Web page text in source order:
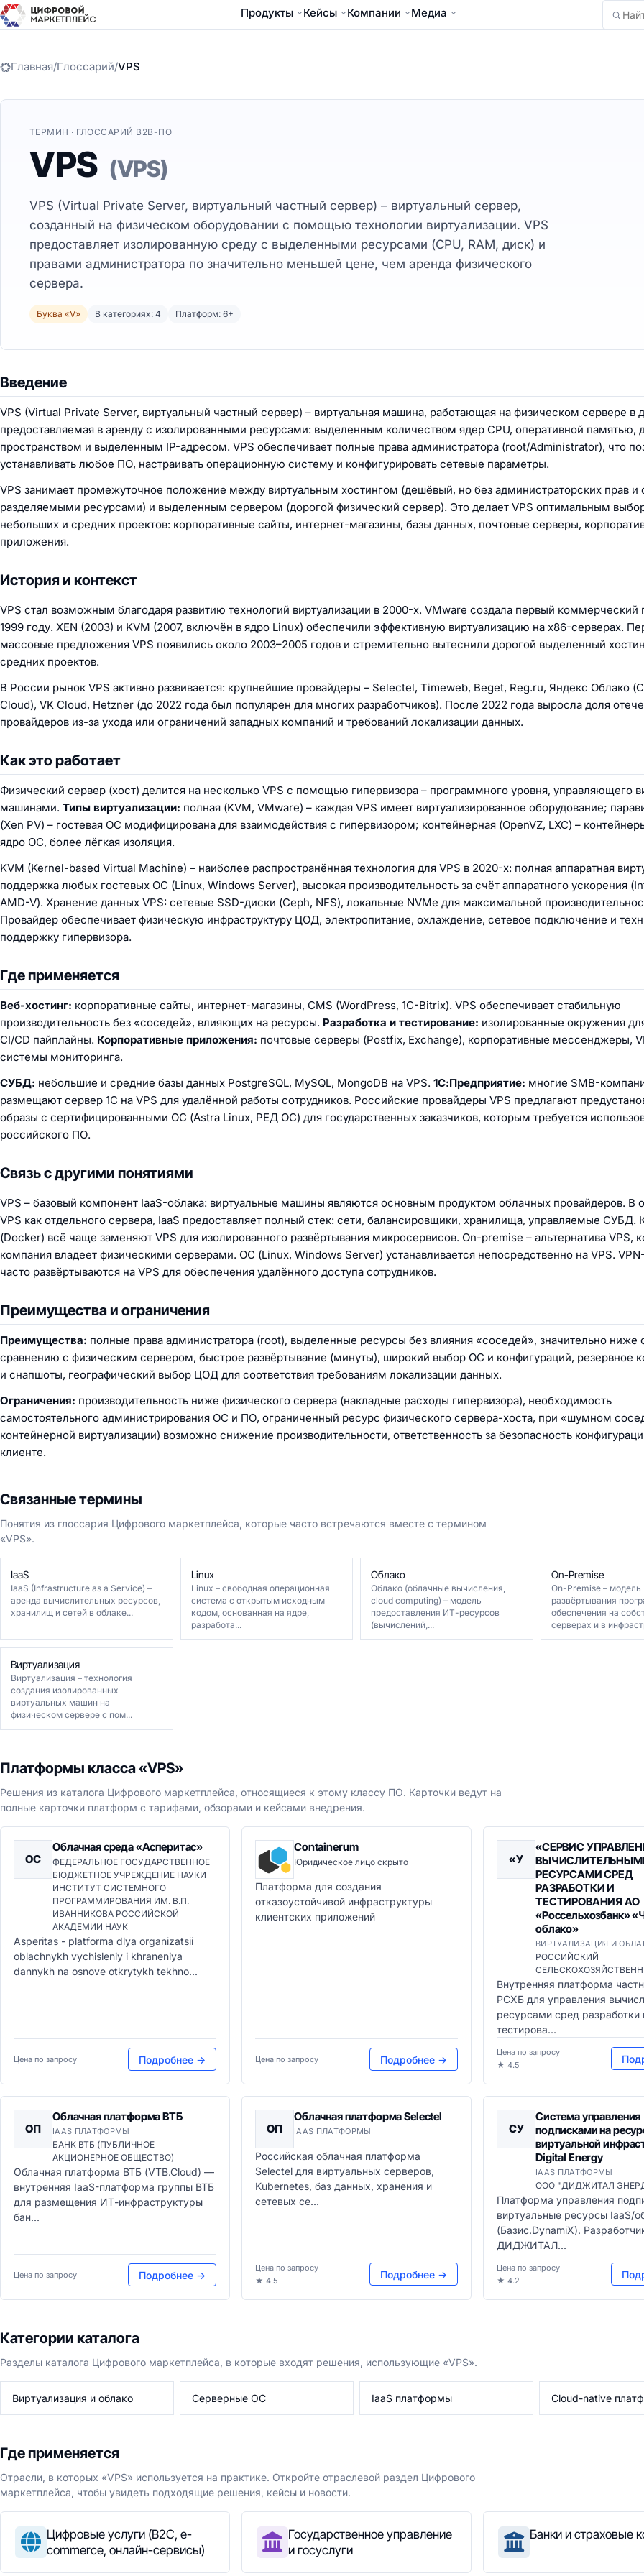
Продукты Кейсы Компании Медиа
Найти
Главная/Глоссарий/VPS
ТЕРМИН · ГЛОССАРИЙ B2B-ПО
VPS (VPS)
VPS (Virtual Private Server, виртуальный частный сервер) – виртуальный сервер,
созданный на физическом оборудовании с помощью технологии виртуализации. VPS
предоставляет изолированную среду с выделенными ресурсами (CPU, RAM, диск) и
правами администратора по значительно меньшей цене, чем аренда физического
сервера.
Буква «V» В категориях: 4 Платформ: 6+
Введение
VPS (Virtual Private Server, виртуальный частный сервер) – виртуальная машина, работающая на физическом сервере в
предоставляемая в аренду с изолированными ресурсами: выделенным количеством ядер CPU, оперативной памятью,
пространством и выделенным IP-адресом. VPS обеспечивает полные права администратора (root/Administrator), что
устанавливать любое ПО, настраивать операционную систему и конфигурировать сетевые параметры.
VPS занимает промежуточное положение между виртуальным хостингом (дешёвый, но без администраторских прав и
разделяемыми ресурсами) и выделенным сервером (дорогой физический сервер). Это делает VPS оптимальным
небольших и средних проектов: корпоративные сайты, интернет-магазины, базы данных, почтовые серверы,
приложения.
История и контекст
VPS стал возможным благодаря развитию технологий виртуализации в 2000-х. VMware создала первый коммерческий
1999 году. XEN (2003) и KVM (2007, включён в ядро Linux) обеспечили эффективную виртуализацию на x86-серверах.
массовые предложения VPS появились около 2003–2005 годов и стремительно вытеснили дорогой выделенный
средних проектов.
В России рынок VPS активно развивается: крупнейшие провайдеры – Selectel, Timeweb, Beget, Reg.ru, Яндекс Облако
Cloud), VK Cloud, Hetzner (до 2022 года был популярен для многих разработчиков). После 2022 года выросла доля
провайдеров из-за ухода или ограничений западных компаний и требований локализации данных.
Как это работает
Физический сервер (хост) делится на несколько VPS с помощью гипервизора – программного уровня, управляющего
машинами. Типы виртуализации: полная (KVM, VMware) – каждая VPS имеет виртуализированное оборудование;
(Xen PV) – гостевая ОС модифицирована для взаимодействия с гипервизором; контейнерная (OpenVZ, LXC) –
ядро ОС, более лёгкая изоляция.
KVM (Kernel-based Virtual Machine) – наиболее распространённая технология для VPS в 2020-х: полная аппаратная
поддержка любых гостевых ОС (Linux, Windows Server), высокая производительность за счёт аппаратного ускорения
AMD-V). Хранение данных VPS: сетевые SSD-диски (Ceph, NFS), локальные NVMe для максимальной
Провайдер обеспечивает физическую инфраструктуру ЦОД, электропитание, охлаждение, сетевое подключение и
поддержку гипервизора.
Где применяется
Веб-хостинг: корпоративные сайты, интернет-магазины, CMS (WordPress, 1C-Bitrix). VPS обеспечивает стабильную
производительность без «соседей», влияющих на ресурсы. Разработка и тестирование: изолированные окружения
CI/CD пайплайны. Корпоративные приложения: почтовые серверы (Postfix, Exchange), корпоративные мессенджеры,
системы мониторинга.
СУБД: небольшие и средние базы данных PostgreSQL, MySQL, MongoDB на VPS. 1С:Предприятие: многие SMB-
размещают сервер 1С на VPS для удалённой работы сотрудников. Российские провайдеры VPS предлагают
образы с сертифицированными ОС (Astra Linux, РЕД ОС) для государственных заказчиков, которым требуется
российского ПО.
Связь с другими понятиями
VPS – базовый компонент IaaS-облака: виртуальные машины являются основным продуктом облачных провайдеров. В
VPS как отдельного сервера, IaaS предоставляет полный стек: сети, балансировщики, хранилища, управляемые СУБД.
(Docker) всё чаще заменяют VPS для изолированного развёртывания микросервисов. On-premise – альтернатива VPS,
компания владеет физическими серверами. ОС (Linux, Windows Server) устанавливается непосредственно на VPS.
часто развёртываются на VPS для обеспечения удалённого доступа сотрудников.
Преимущества и ограничения
Преимущества: полные права администратора (root), выделенные ресурсы без влияния «соседей», значительно ниже
сравнению с физическим сервером, быстрое развёртывание (минуты), широкий выбор ОС и конфигураций, резервное
и снапшоты, географический выбор ЦОД для соответствия требованиям локализации данных.
Ограничения: производительность ниже физического сервера (накладные расходы гипервизора), необходимость
самостоятельного администрирования ОС и ПО, ограниченный ресурс физического сервера-хоста, при «шумном
контейнерной виртуализации) возможно снижение производительности, ответственность за безопасность
клиенте.
Связанные термины
Понятия из глоссария Цифрового маркетплейса, которые часто встречаются вместе с термином
«VPS».
IaaS
IaaS (Infrastructure as a Service) –
аренда вычислительных ресурсов,
хранилищ и сетей в облаке...
Linux
Linux – свободная операционная
система с открытым исходным
кодом, основанная на ядре,
разработа...
Облако
Облако (облачные вычисления,
cloud computing) – модель
предоставления ИТ-ресурсов
(вычислений,...
On-Premise
On-Premise – модель
развёртывания
обеспечения на
серверах и в
Виртуализация
Виртуализация – технология
создания изолированных
виртуальных машин на
физическом сервере с пом...
Платформы класса «VPS»
Решения из каталога Цифрового маркетплейса, относящиеся к этому классу ПО. Карточки ведут на
полные карточки платформ с тарифами, обзорами и кейсами внедрения.
ОС
Облачная среда «Асперитас»
ФЕДЕРАЛЬНОЕ ГОСУДАРСТВЕННОЕ
БЮДЖЕТНОЕ УЧРЕЖДЕНИЕ НАУКИ
ИНСТИТУТ СИСТЕМНОГО
ПРОГРАММИРОВАНИЯ ИМ. В.П.
ИВАННИКОВА РОССИЙСКОЙ
АКАДЕМИИ НАУК
Asperitas - platforma dlya organizatsii
oblachnykh vychisleniy i khraneniya
dannykh na osnove otkrytykh tekhno...
Цена по запросу Подробнее →
Containerum
Юридическое лицо скрыто
Платформа для создания
отказоустойчивой инфраструктуры
клиентских приложений
Цена по запросу Подробнее →
«У
«СЕРВИС
РЕСУРСАМИ СРЕД
РАЗРАБОТКИ И
ТЕСТИРОВАНИЯ АО
«Россельхозбанк»
облако»
ВИРТУАЛИЗАЦИЯ И
РОССИЙСКИЙ
Внутренняя платформа
РСХБ для управления
ресурсами сред разработки
тестирова...
Цена по запросу
★ 4.5
ОП
Облачная платформа ВТБ
IAAS ПЛАТФОРМЫ
БАНК ВТБ (ПУБЛИЧНОЕ
АКЦИОНЕРНОЕ ОБЩЕСТВО)
Облачная платформа ВТБ (VTB.Cloud) —
внутренняя IaaS-платформа группы ВТБ
для размещения ИТ-инфраструктуры
бан...
Цена по запросу Подробнее →
ОП
Облачная платформа Selectel
IAAS ПЛАТФОРМЫ
Российская облачная платформа
Selectel для виртуальных серверов,
Kubernetes, баз данных, хранения и
сетевых се...
Цена по запросу
★ 4.5
Подробнее →
СУ
Система управления
подписками на
виртуальной
Digital Energy
IAAS ПЛАТФОРМЫ
ООО "ДИДЖИТАЛ
Платформа управления
виртуальные ресурсы IaaS/
(Базис.DynamiX).
ДИДЖИТАЛ...
Цена по запросу
★ 4.2
Категории каталога
Разделы каталога Цифрового маркетплейса, в которые входят решения, использующие «VPS».
Виртуализация и облако Серверные ОС IaaS платформы Cloud-native
Где применяется
Отрасли, в которых «VPS» используется на практике. Откройте отраслевой раздел Цифрового
маркетплейса, чтобы увидеть подходящие решения, кейсы и новости.
Цифровые услуги (B2C, e-
commerce, онлайн-сервисы)
Государственное управление
и госуслуги
Банки и страховые